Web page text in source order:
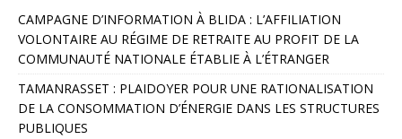
l
t
e
r
n
a
CAMPAGNE D’INFORMATION À BLIDA : L’AFFILIATION
VOLONTAIRE AU RÉGIME DE RETRAITE AU PROFIT DE LA
COMMUNAUTÉ NATIONALE ÉTABLIE À L’ÉTRANGER
TAMANRASSET : PLAIDOYER POUR UNE RATIONALISATION
DE LA CONSOMMATION D’ÉNERGIE DANS LES STRUCTURES
PUBLIQUES